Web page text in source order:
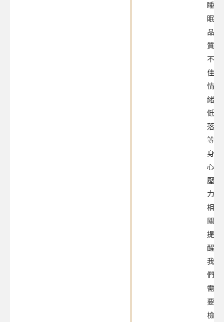
睡
眠
品
質
不
佳、
情
緒
低
落
等
身
心
壓
力
相
關，
提
醒
我
們
需
要
檢